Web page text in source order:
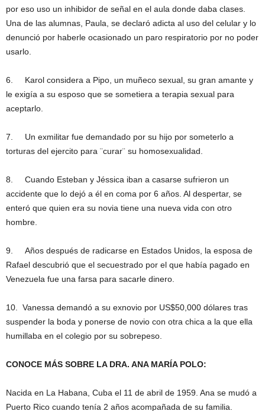
por eso uso un inhibidor de señal en el aula donde daba clases.
Una de las alumnas, Paula, se declaró adicta al uso del celular y lo
denunció por haberle ocasionado un paro respiratorio por no poder
usarlo.
6. Karol considera a Pipo, un muñeco sexual, su gran amante y
le exigía a su esposo que se sometiera a terapia sexual para
aceptarlo.
7. Un exmilitar fue demandado por su hijo por someterlo a
torturas del ejercito para ¨curar¨ su homosexualidad.
8. Cuando Esteban y Jéssica iban a casarse sufrieron un
accidente que lo dejó a él en coma por 6 años. Al despertar, se
enteró que quien era su novia tiene una nueva vida con otro
hombre.
9. Años después de radicarse en Estados Unidos, la esposa de
Rafael descubrió que el secuestrado por el que había pagado en
Venezuela fue una farsa para sacarle dinero.
10. Vanessa demandó a su exnovio por US$50,000 dólares tras
suspender la boda y ponerse de novio con otra chica a la que ella
humillaba en el colegio por su sobrepeso.
CONOCE MÁS SOBRE LA DRA. ANA MARÍA POLO:
Nacida en La Habana, Cuba el 11 de abril de 1959. Ana se mudó a
Puerto Rico cuando tenía 2 años acompañada de su familia.